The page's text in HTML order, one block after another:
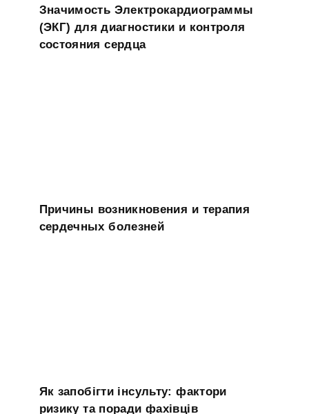
Значимость Электрокардиограммы
(ЭКГ) для диагностики и контроля
состояния сердца
Причины возникновения и терапия
сердечных болезней
Як запобігти інсульту: фактори
ризику та поради фахівців